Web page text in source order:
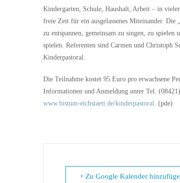
Kindergarten, Schule, Haushalt, Arbeit – in
freie Zeit für ein ausgelassenes Miteinander. Die
zu entspannen, gemeinsam zu singen, zu
spielen. Referenten sind Carmen und Christoph
Kinderpastoral.
Die Teilnahme kostet 95 Euro pro erwachsene
Informationen und Anmeldung unter Tel.
www.bistum-eichstaett.de/kinderpastoral. (pde)
+ Zu Google Kalender